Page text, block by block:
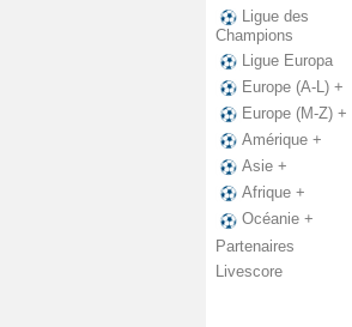
Ligue des
Champions
Ligue Europa
Europe (A-L) +
Europe (M-Z) +
Amérique +
Asie +
Afrique +
Océanie +
Partenaires
Livescore